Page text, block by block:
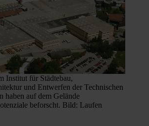
Institut für Städtebau,
und Entwerfen der Technischen
haben auf dem Gelände
beforscht. Bild: Laufen